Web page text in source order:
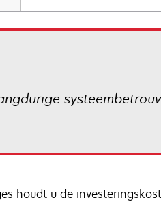
houdt u de